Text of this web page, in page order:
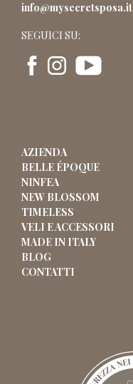
info@mysecretsposa.it
SEGUICI SU:
AZIENDA
BELLE ÉPOQUE
NINFEA
NEW BLOSSOM
TIMELESS
VELI E ACCESSORI
MADE IN ITALY
BLOG
CONTATTI